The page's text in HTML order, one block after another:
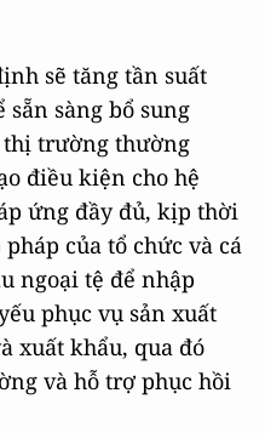
sẽ tăng tần suất
sàng bổ sung
thị trường thường
điều kiện cho hệ
ứng đầy đủ, kịp thời
của tổ chức và cá
ngoại tệ để nhập
phục vụ sản xuất
xuất khẩu, qua đó
và hỗ trợ phục hồi